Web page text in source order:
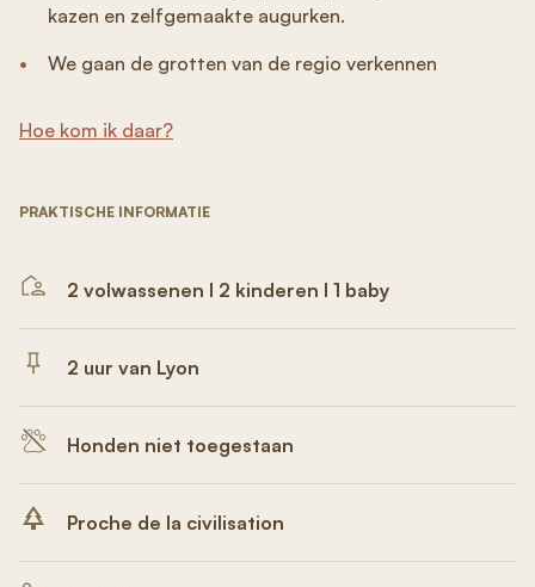
kazen en zelfgemaakte augurken.
We gaan de grotten van de regio verkennen
Hoe kom ik daar?
PRAKTISCHE INFORMATIE
2 volwassenen I 2 kinderen I 1 baby
2 uur van Lyon
Honden niet toegestaan
Proche de la civilisation